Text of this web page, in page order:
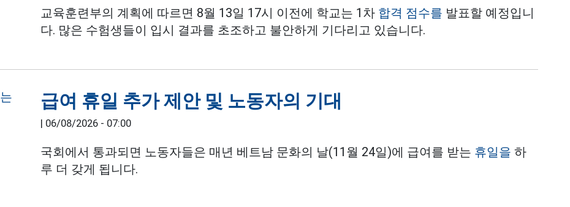
교육훈련부의 계획에 따르면 8월 13일 17시 이전에 학교는 1차 합격 점수를 발표할 예정입니
다. 많은 수험생들이 입시 결과를 초조하고 불안하게 기다리고 있습니다.
급여 휴일 추가 제안 및 노동자의 기대
| 06/08/2026 - 07:00
국회에서 통과되면 노동자들은 매년 베트남 문화의 날(11월 24일)에 급여를 받는 휴일을 하
루 더 갖게 됩니다.